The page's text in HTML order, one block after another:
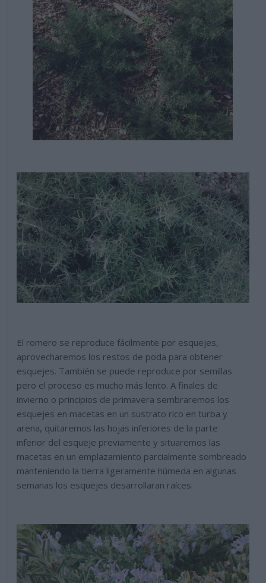
El romero se reproduce fácilmente por esquejes,
aprovecharemos los restos de poda para obtener
esquejes. También se puede reproduce por semillas
pero el proceso es mucho más lento. A finales de
invierno o principios de primavera sembraremos los
esquejes en macetas en un sustrato rico en turba y
arena, quitaremos las hojas inferiores de la parte
inferior del esqueje previamente y situaremos las
macetas en un emplazamiento parcialmente sombreado
manteniendo la tierra ligeramente húmeda en algunas
semanas los esquejes desarrollaran raíces.